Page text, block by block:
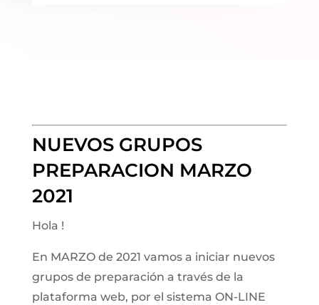
NUEVOS GRUPOS
PREPARACION MARZO
2021
Hola !
En MARZO de 2021 vamos a iniciar nuevos
grupos de preparación a través de la
plataforma web, por el sistema ON-LINE